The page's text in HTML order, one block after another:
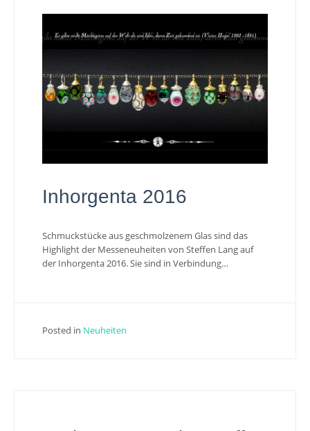
Inhorgenta 2016
Schmuckstücke aus geschmolzenem Glas sind das
Highlight der Messeneuheiten von Steffen Lang auf
der Inhorgenta 2016. Sie sind in Verbindung…
Posted in Neuheiten